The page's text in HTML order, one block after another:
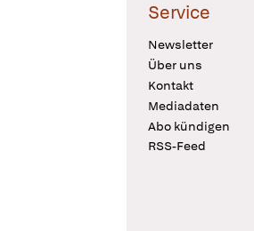
Service
Newsletter
Über uns
Kontakt
Mediadaten
Abo kündigen
RSS-Feed